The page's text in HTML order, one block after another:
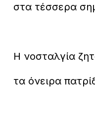
στα τέσσερα
Η νοσταλγία
τα όνειρα